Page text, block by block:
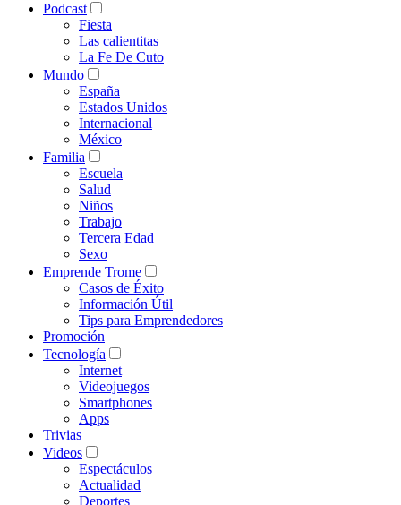
Podcast
Fiesta
Las calientitas
La Fe De Cuto
Mundo
España
Estados Unidos
Internacional
México
Familia
Escuela
Salud
Niños
Trabajo
Tercera Edad
Sexo
Emprende Trome
Casos de Éxito
Información Útil
Tips para Emprendedores
Promoción
Tecnología
Internet
Videojuegos
Smartphones
Apps
Trivias
Videos
Espectáculos
Actualidad
Deportes